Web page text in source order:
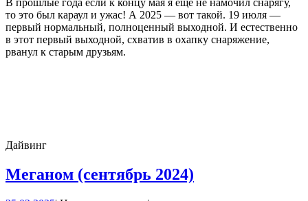
В прошлые года если к концу мая я еще не намочил снарягу,
то это был караул и ужас! А 2025 — вот такой. 19 июля —
первый нормальный, полноценный выходной. И естественно
в этот первый выходной, схватив в охапку снаряжение,
рванул к старым друзьям.
Дайвинг
Меганом (сентябрь 2024)